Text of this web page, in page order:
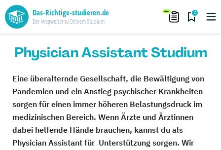
Das-Richtige-studieren.de
Der Wegweiser zu Deinem Studium
0
Physician Assistant Studium
Eine überalternde Gesellschaft, die Bewältigung von
Pandemien und ein Anstieg psychischer Krankheiten
sorgen für einen immer höheren Belastungsdruck im
medizinischen Bereich. Wenn Ärzte und Ärztinnen
dabei helfende Hände brauchen, kannst du als
Physician Assistant für Unterstützung sorgen. Wir